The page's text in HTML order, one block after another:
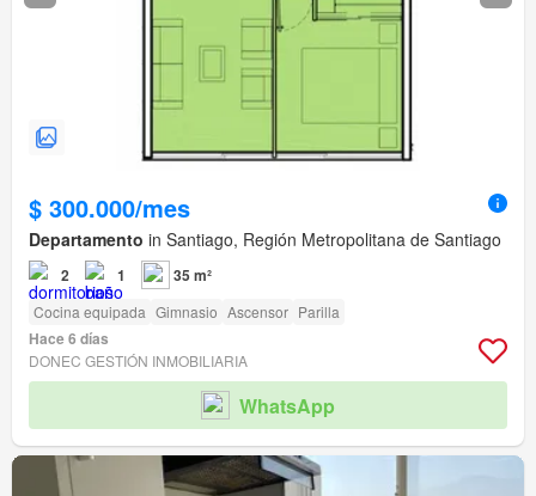
$ 300.000/mes
Departamento in Santiago, Región Metropolitana de Santiago
2 1 35 m²
Cocina equipada Gimnasio Ascensor Parilla
Hace 6 días
DONEC GESTIÓN INMOBILIARIA
WhatsApp